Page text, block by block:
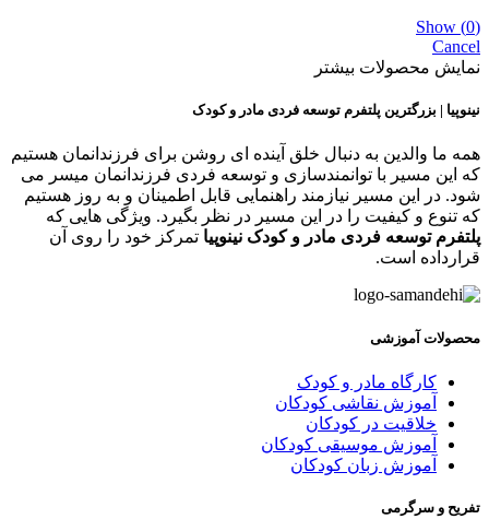
Show(
محصولات بیشتر
| بزرگترین پلتفرم توسعه فردی مادر و کودک
ما والدین به دنبال خلق آینده ای روشن برای فرزندانمان هستیم
این مسیر با توانمندسازی و توسعه فردی فرزندانمان میسر می
در این مسیر نیازمند راهنمایی قابل اطمینان و به روز هستیم
تنوع و کیفیت را در این مسیر در نظر بگیرد. ویژگی هایی که
توسعه فردی مادر و کودک نینوپیاتمرکز خود را روی آن
است.
آموزشی
کارگاه مادر و کودک
آموزش نقاشی کودکان
خلاقیت در کودکان
آموزش موسیقی کودکان
آموزش زبان کودکان
و سرگرمی